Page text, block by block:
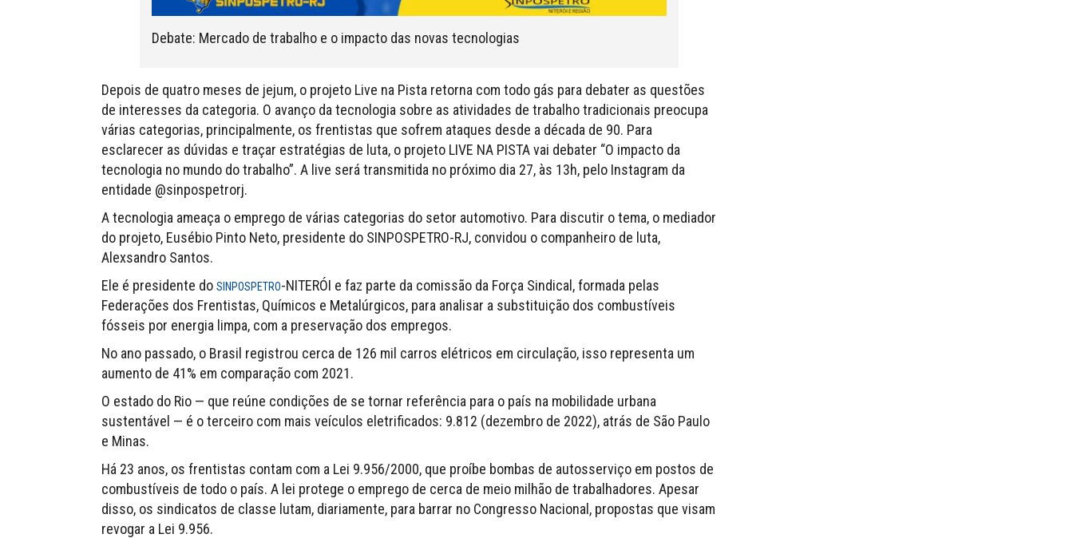
Debate: Mercado de trabalho e o impacto das novas tecnologias
Depois de quatro meses de jejum, o projeto Live na Pista retorna com todo gás para debater as questões
de interesses da categoria. O avanço da tecnologia sobre as atividades de trabalho tradicionais preocupa
várias categorias, principalmente, os frentistas que sofrem ataques desde a década de 90. Para
esclarecer as dúvidas e traçar estratégias de luta, o projeto LIVE NA PISTA vai debater “O impacto da
tecnologia no mundo do trabalho”. A live será transmitida no próximo dia 27, às 13h, pelo Instagram da
entidade @sinpospetrorj.
A tecnologia ameaça o emprego de várias categorias do setor automotivo. Para discutir o tema, o mediador
do projeto, Eusébio Pinto Neto, presidente do SINPOSPETRO-RJ, convidou o companheiro de luta,
Alexsandro Santos.
Ele é presidente do SINPOSPETRO-NITERÓI e faz parte da comissão da Força Sindical, formada pelas
Federações dos Frentistas, Químicos e Metalúrgicos, para analisar a substituição dos combustíveis
fósseis por energia limpa, com a preservação dos empregos.
No ano passado, o Brasil registrou cerca de 126 mil carros elétricos em circulação, isso representa um
aumento de 41% em comparação com 2021.
O estado do Rio — que reúne condições de se tornar referência para o país na mobilidade urbana
sustentável — é o terceiro com mais veículos eletrificados: 9.812 (dezembro de 2022), atrás de São Paulo
e Minas.
Há 23 anos, os frentistas contam com a Lei 9.956/2000, que proíbe bombas de autosserviço em postos de
combustíveis de todo o país. A lei protege o emprego de cerca de meio milhão de trabalhadores. Apesar
disso, os sindicatos de classe lutam, diariamente, para barrar no Congresso Nacional, propostas que visam
revogar a Lei 9.956.